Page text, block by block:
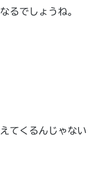
るでしょうね。
てくるんじゃない